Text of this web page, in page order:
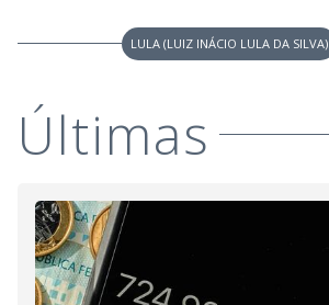
LULA (LUIZ INÁCIO LULA DA SILVA)
Últimas